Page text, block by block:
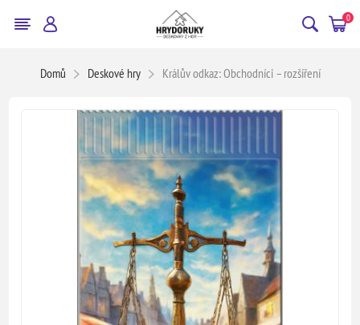
0
Domů Deskové hry Králův odkaz: Obchodníci – rozšíření